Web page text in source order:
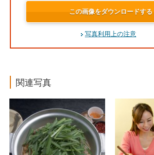
この画像をダウンロードする
写真利用上の注意
関連写真